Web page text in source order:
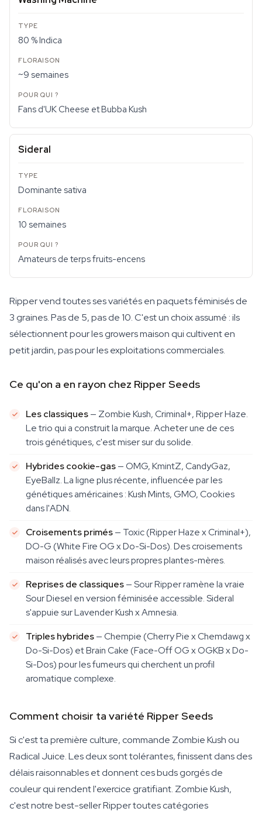
80 % Indica
~9 semaines
Fans d'UK Cheese et Bubba Kush
Sideral
Dominante sativa
10 semaines
Amateurs de terps fruits-encens
Ripper vend toutes ses variétés en paquets féminisés de
3 graines. Pas de 5, pas de 10. C'est un choix assumé : ils
sélectionnent pour les growers maison qui cultivent en
petit jardin, pas pour les exploitations commerciales.
Ce qu'on a en rayon chez Ripper Seeds
Les classiques— Zombie Kush, Criminal+, Ripper Haze.
Le trio qui a construit la marque. Acheter une de ces
trois génétiques, c'est miser sur du solide.
Hybrides cookie-gas— OMG, KmintZ, CandyGaz,
EyeBallz. La ligne plus récente, influencée par les
génétiques américaines : Kush Mints, GMO, Cookies
dans l'ADN.
Croisements primés— Toxic (Ripper Haze x Criminal+),
DO-G (White Fire OG x Do-Si-Dos). Des croisements
maison réalisés avec leurs propres plantes-mères.
Reprises de classiques— Sour Ripper ramène la vraie
Sour Diesel en version féminisée accessible. Sideral
s'appuie sur Lavender Kush x Amnesia.
Triples hybrides— Chempie (Cherry Pie x Chemdawg x
Do-Si-Dos) et Brain Cake (Face-Off OG x OGKB x Do-
Si-Dos) pour les fumeurs qui cherchent un profil
aromatique complexe.
Comment choisir ta variété Ripper Seeds
Si c'est ta première culture, commande Zombie Kush ou
Radical Juice. Les deux sont tolérantes, finissent dans des
délais raisonnables et donnent ces buds gorgés de
couleur qui rendent l'exercice gratifiant. Zombie Kush,
c'est notre best-seller Ripper toutes catégories